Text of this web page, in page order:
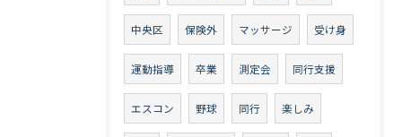
中央区 保険外 マッサージ 受け身
運動指導 卒業 測定会 同行支援
エスコン 野球 同行 楽しみ